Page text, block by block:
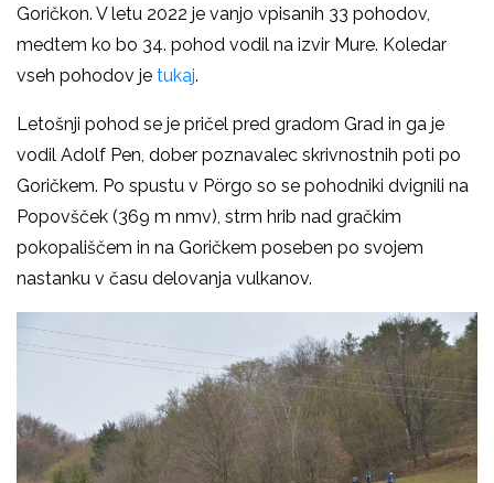
Goričkon. V letu 2022 je vanjo vpisanih 33 pohodov,
medtem ko bo 34. pohod vodil na izvir Mure. Koledar
vseh pohodov je tukaj.
Letošnji pohod se je pričel pred gradom Grad in ga je
vodil Adolf Pen, dober poznavalec skrivnostnih poti po
Goričkem. Po spustu v Pörgo so se pohodniki dvignili na
Popovšček (369 m nmv), strm hrib nad gračkim
pokopališčem in na Goričkem poseben po svojem
nastanku v času delovanja vulkanov.